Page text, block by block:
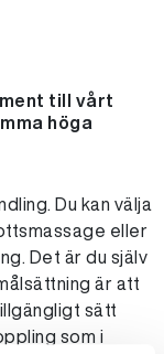
till vårt
höga
Du kan välja
eller
Det är du själv
är att
sätt
som i